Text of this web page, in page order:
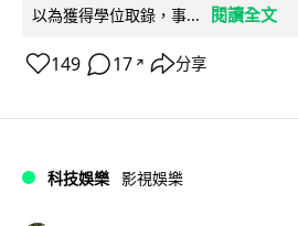
以為獲得學位取錄，事...
閱讀全文
149 17 ↗ 分享
科技娛樂 影視娛樂